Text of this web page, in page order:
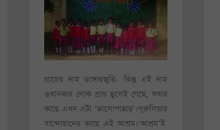
গ্রামের নাম ডঙ্গোরজুরি- কিন্তু এই নাম
ওখানকার লোক প্রায় ভুলেই গেছে, সবার
কাছে এখন এটা ‘ভালোপাহাড়’।পুরুলিয়ার
বান্দোয়ানের কাছে এই আশ্রম।‘আশ্রম’ই